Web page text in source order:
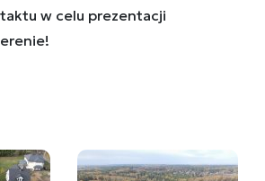
w celu prezentacji